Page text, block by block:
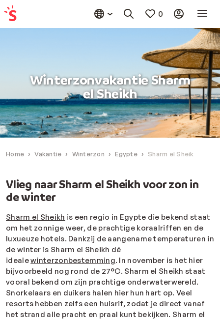
0
Winterzonvakantie Sharm
el Sheikh
Home Vakantie Winterzon Egypte Sharm el Sheik
Vlieg naar Sharm el Sheikh voor zon in
de winter
Sharm el Sheikh is een regio in Egypte die bekend staat
om het zonnige weer, de prachtige koraalriffen en de
luxueuze hotels. Dankzij de aangename temperaturen in
de winter is Sharm el Sheikh dé
idealewinterzonbestemming. In november is het hier
bijvoorbeeld nog rond de 27°C. Sharm el Sheikh staat
vooral bekend om zijn prachtige onderwaterwereld.
Snorkelaars en duikers halen hier hun hart op. Veel
resorts hebben zelfs een huisrif, zodat je direct vanaf
het strand alle pracht en praal kunt bekijken. Sharm el